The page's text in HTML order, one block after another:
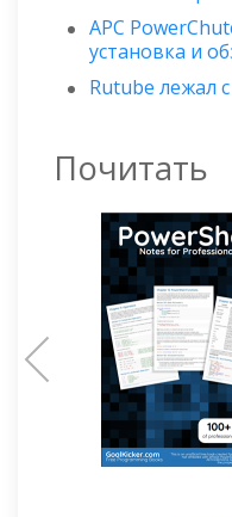
APC
установка и
Rutube лежал
Почитать